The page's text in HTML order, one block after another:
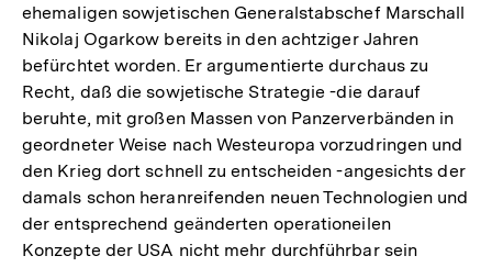
der
Fußnote
ehemaligen sowjetischen Generalstabschef Marschall
Nikolaj Ogarkow bereits in den achtziger Jahren
befürchtet worden. Er argumentierte durchaus zu
Recht, daß die sowjetische Strategie -die darauf
beruhte, mit großen Massen von Panzerverbänden in
geordneter Weise nach Westeuropa vorzudringen und
den Krieg dort schnell zu entscheiden -angesichts der
damals schon heranreifenden neuen Technologien und
der entsprechend geänderten operationeilen
Konzepte der USA nicht mehr durchführbar sein